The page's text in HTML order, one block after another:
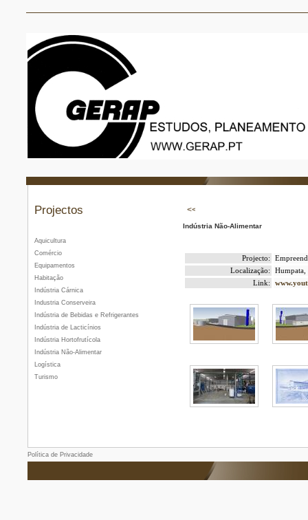
Projectos
Aquicultura
Comércio
Equipamentos
Habitação
Indústria Cárnica
Industria Conserveira
Indústria de Bebidas e Refrigerantes
Indústria de Lacticínios
Indústria Hortofrutícola
Indústria Não-Alimentar
Logística
Turismo
Indústria Não-Alimentar
Projecto:
Localização:
Link:
Política de Privacidade